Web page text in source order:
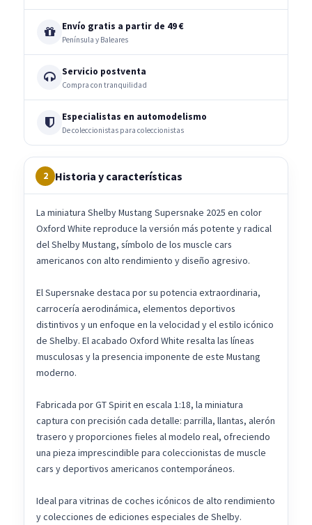
Envío gratis a partir de 49 €
Península y Baleares
Servicio postventa
Compra con tranquilidad
Especialistas en automodelismo
De coleccionistas para coleccionistas
2 Historia y características
La miniatura Shelby Mustang Supersnake 2025 en color
Oxford White reproduce la versión más potente y radical
del Shelby Mustang, símbolo de los muscle cars
americanos con alto rendimiento y diseño agresivo.
El Supersnake destaca por su potencia extraordinaria,
carrocería aerodinámica, elementos deportivos
distintivos y un enfoque en la velocidad y el estilo icónico
de Shelby. El acabado Oxford White resalta las líneas
musculosas y la presencia imponente de este Mustang
moderno.
Fabricada por GT Spirit en escala 1:18, la miniatura
captura con precisión cada detalle: parrilla, llantas, alerón
trasero y proporciones fieles al modelo real, ofreciendo
una pieza imprescindible para coleccionistas de muscle
cars y deportivos americanos contemporáneos.
Ideal para vitrinas de coches icónicos de alto rendimiento
y colecciones de ediciones especiales de Shelby.